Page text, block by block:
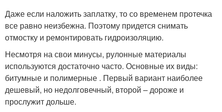
Даже если наложить заплатку, то со временем протечка
все равно неизбежна. Поэтому придется снимать
отмостку и ремонтировать гидроизоляцию.
Несмотря на свои минусы, рулонные материалы
используются достаточно часто. Основные их виды:
битумные и полимерные . Первый вариант наиболее
дешевый, но недолговечный, второй – дороже и
прослужит дольше.